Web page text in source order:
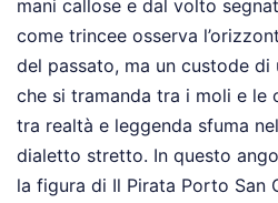
mani callose e dal volto
come trincee osserva
del passato, ma un custode
che si tramanda tra i moli e le
tra realtà e leggenda sfuma
dialetto stretto. In questo
la figura di Il Pirata Porto San